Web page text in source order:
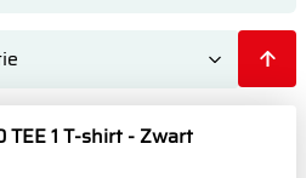
TEE 1 T-shirt - Zwart